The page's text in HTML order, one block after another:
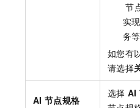
节
实
务等
如您有
请选择
AI 节点规格
选择 AI